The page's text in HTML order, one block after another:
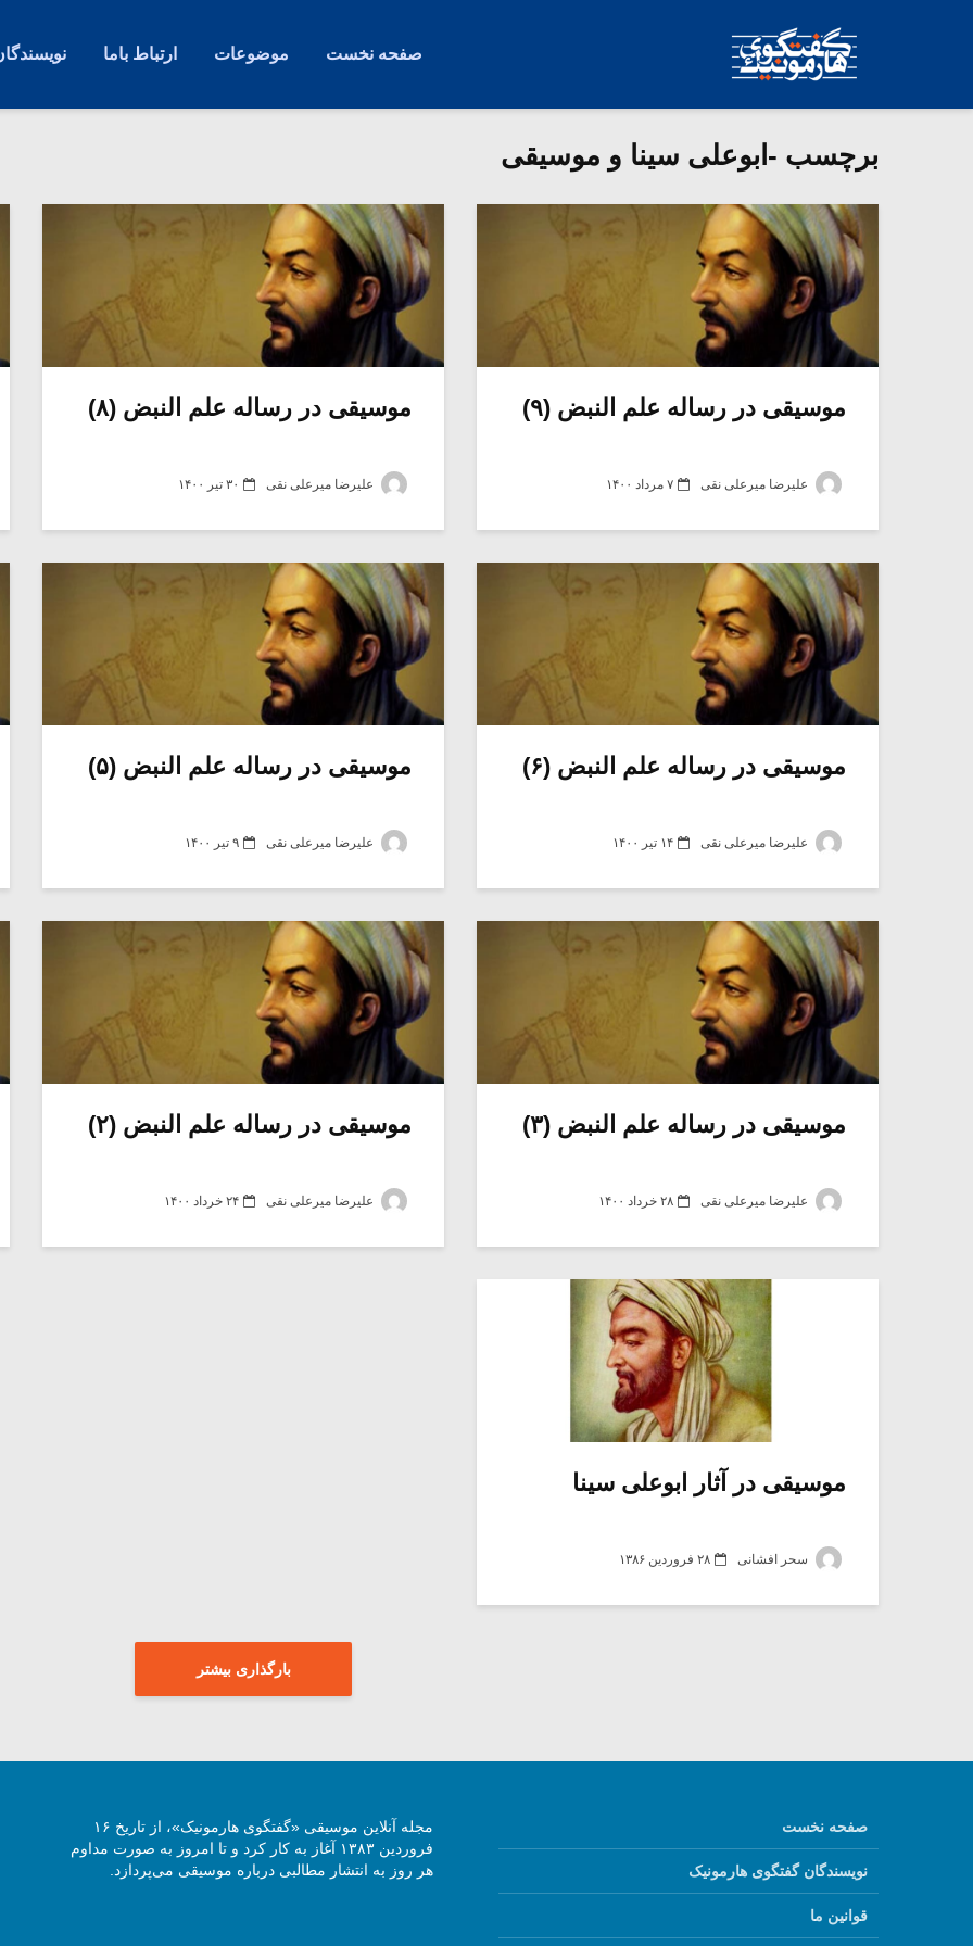
صفحه نخست موضوعات ارتباط باما
برچسب -ابوعلی سینا و موسیقی
موسیقی در رساله علم النبض (۹)
علیرضا میرعلی نقی ۷ مرداد ۱۴۰۰
موسیقی در رساله علم النبض (۸)
علیرضا میرعلی نقی ۳۰ تیر ۱۴۰۰
موسیقی در رساله علم النبض (۶)
علیرضا میرعلی نقی ۱۴ تیر ۱۴۰۰
موسیقی در رساله علم النبض (۵)
علیرضا میرعلی نقی ۹ تیر ۱۴۰۰
موسیقی در رساله علم النبض (۳)
علیرضا میرعلی نقی ۲۸ خرداد ۱۴۰۰
موسیقی در رساله علم النبض (۲)
علیرضا میرعلی نقی ۲۴ خرداد ۱۴۰۰
موسیقی در آثار ابوعلی سینا
سحر افشانی ۲۸ فروردین ۱۳۸۶
بارگذاری بیشتر
صفحه نخست
نویسندگان گفتگوی هارمونیک
قوانین ما
مجله آنلاین موسیقی «گفتگوی هارمونیک»، از تاریخ ۱۶
فروردین ۱۳۸۳ آغاز به کار کرد و تا امروز به صورت مداوم
هر روز به انتشار مطالبی درباره موسیقی می‌پردازد.